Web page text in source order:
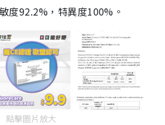
度92.2%，特異度100%。
點擊圖片放大